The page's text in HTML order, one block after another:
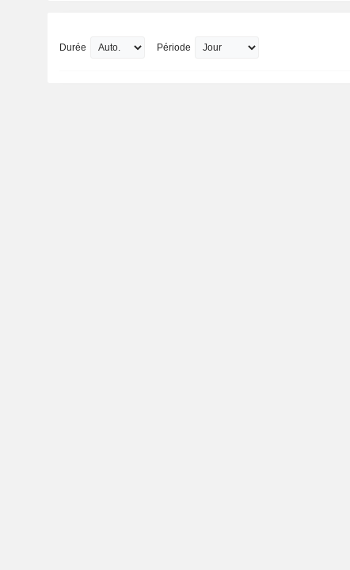
Durée Période